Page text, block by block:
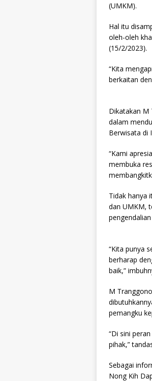
(UMKM).
Hal itu
oleh-oleh
(15/2/2023).
“Kita
berkaitan
Dikatakan M
dalam
Berwisata di
“Kami
membuka
Tidak hanya
dan UMKM,
“Kita punya
berharap
baik,”
M
pemangku
“Di sini
pihak,”
Sebagai
Nong Kih